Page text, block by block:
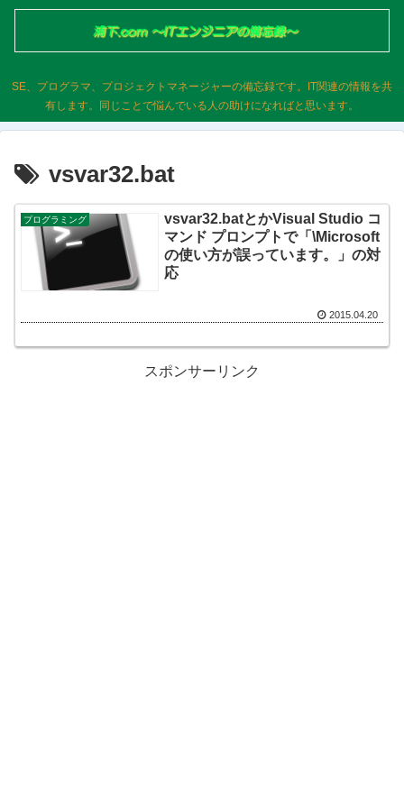
SE、プログラマ、プロジェクトマネージャーの備忘録です。IT関連の情報を共
有します。同じことで悩んでいる人の助けになればと思います。
vsvar32.bat
プログラミング
vsvar32.batとかVisual Studio コ
マンド プロンプトで「\Microsoft
の使い方が誤っています。」の対
応
2015.04.20
スポンサーリンク